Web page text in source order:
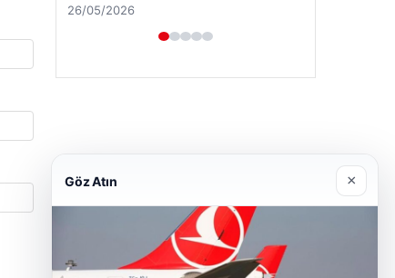
28/04/2026
Göz Atın ×